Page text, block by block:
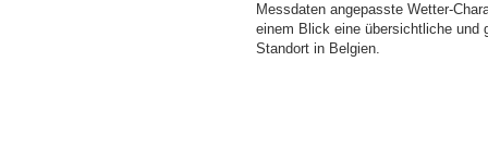
Messdaten angepasste Wetter-
einem Blick eine übersichtliche und
Standort in Belgien.